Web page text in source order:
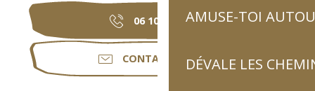
AMUSE-TOI
DÉVALE LES
06 10 03 33▒▒
CONTACTEZ-NOUS